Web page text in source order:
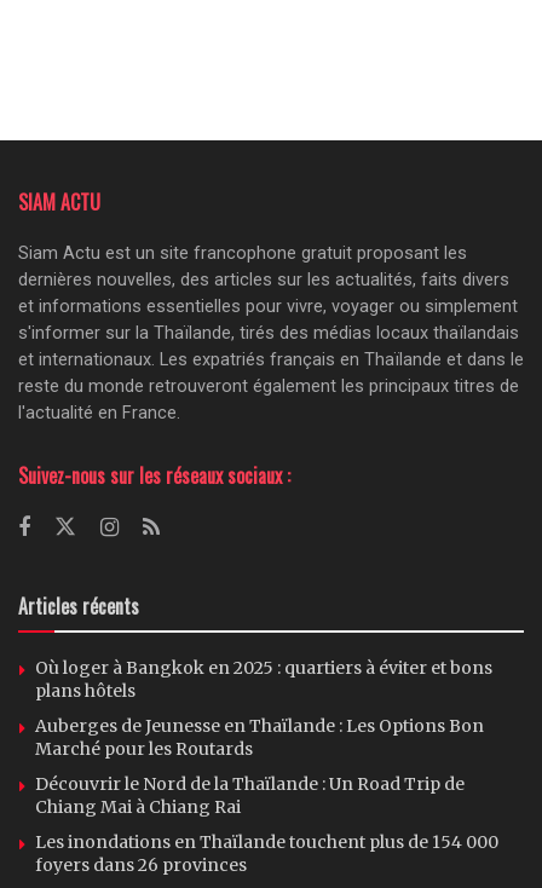
SIAM ACTU
Siam Actu est un site francophone gratuit proposant les
dernières nouvelles, des articles sur les actualités, faits divers
et informations essentielles pour vivre, voyager ou simplement
s'informer sur la Thaïlande, tirés des médias locaux thaïlandais
et internationaux. Les expatriés français en Thaïlande et dans le
reste du monde retrouveront également les principaux titres de
l'actualité en France.
Suivez-nous sur les réseaux sociaux :
Articles récents
Où loger à Bangkok en 2025 : quartiers à éviter et bons
plans hôtels
Auberges de Jeunesse en Thaïlande : Les Options Bon
Marché pour les Routards
Découvrir le Nord de la Thaïlande : Un Road Trip de
Chiang Mai à Chiang Rai
Les inondations en Thaïlande touchent plus de 154 000
foyers dans 26 provinces